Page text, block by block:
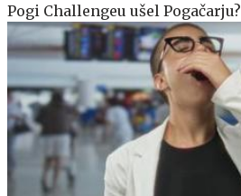
Pogi Challengeu ušel Pogačarju?